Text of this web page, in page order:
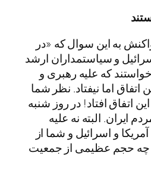
به این سوال که «در
و سیاستمداران ارشد
که علیه رهبری و
اتفاق اما نیفتاد. نظر شما
افتاد! در روز شنبه
ایران. البته نه علیه
و اسرائیل و شما از
چه حجم عظیمی از جمعیت